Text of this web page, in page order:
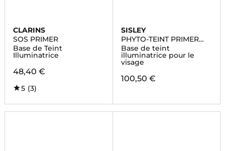
CLARINS
SOS PRIMER
Base de Teint
Illuminatrice
48,40 €
5 (3)
SISLEY
PHYTO-TEINT PRIMER
GLOW
Base de teint
illuminatrice pour le
visage
100,50 €